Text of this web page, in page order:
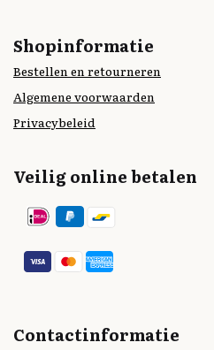
Shopinformatie
Bestellen en retourneren
Algemene voorwaarden
Privacybeleid
Veilig online betalen
Contactinformatie